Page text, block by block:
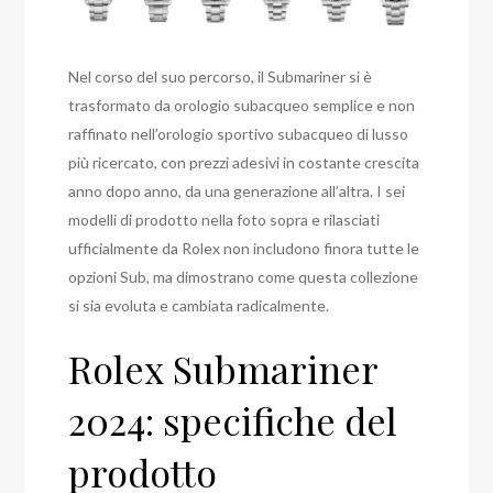
Nel corso del suo percorso, il Submariner si è
trasformato da orologio subacqueo semplice e non
raffinato nell’orologio sportivo subacqueo di lusso
più ricercato, con prezzi adesivi in costante crescita
anno dopo anno, da una generazione all’altra. I sei
modelli di prodotto nella foto sopra e rilasciati
ufficialmente da Rolex non includono finora tutte le
opzioni Sub, ma dimostrano come questa collezione
si sia evoluta e cambiata radicalmente.
Rolex Submariner
2024: specifiche del
prodotto